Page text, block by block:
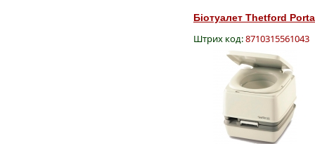
Біотуалет Thetford
Штрих код:8710315561043